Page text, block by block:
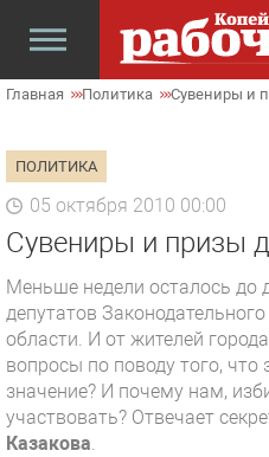
Главная Политика Сувениры и
ПОЛИТИКА
05 октября 2010 00:00
Сувениры и призы
Меньше недели осталось до
депутатов
области. И от жителей
вопросы по поводу того,
значение? И почему нам,
участвовать? Отвечает
Казакова.